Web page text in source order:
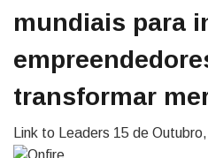
mundiais para
transformar
Link to Leaders 15 de Outubro,